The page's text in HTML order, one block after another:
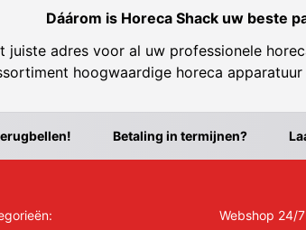
Dáárom is Horeca Shack uw beste
juiste adres voor al uw professionele
hoogwaardige horeca apparatuur
Betaling in termijnen?
Webshop 24/